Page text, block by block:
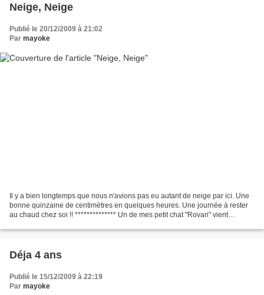
Neige, Neige
Publié le 20/12/2009 à 21:02
Par mayoke
Il y a bien longtemps que nous n'avions pas eu autant de neige par ici. Une
bonne quinzaine de centimètres en quelques heures. Une journée à rester
au chaud chez soi !! ************** Un de mes petit chat "Rovari" vient
Déja 4 ans
Publié le 15/12/2009 à 22:19
Par mayoke